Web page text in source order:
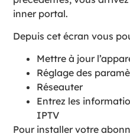
inner portal.
Depuis cet écran vous
Mettre à jour
Réglage des
Réseauter
Entrez les
IPTV
Pour installer votre